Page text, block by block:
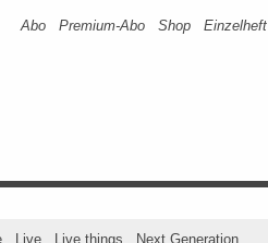
Abo Premium-Abo Shop Einzelheft
Live Live things Next Generation